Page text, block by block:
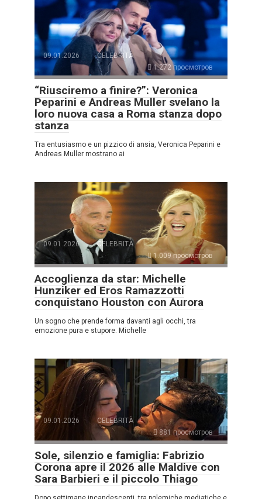
09.01.2026
CELEBRITÀ
1.272 просмотров
“Riusciremo a finire?”: Veronica
Peparini e Andreas Muller svelano la
loro nuova casa a Roma stanza dopo
stanza
Tra entusiasmo e un pizzico di ansia, Veronica Peparini e
Andreas Muller mostrano ai
09.01.2026
CELEBRITÀ
1.009 просмотров
Accoglienza da star: Michelle
Hunziker ed Eros Ramazzotti
conquistano Houston con Aurora
Un sogno che prende forma davanti agli occhi, tra
emozione pura e stupore. Michelle
09.01.2026
CELEBRITÀ
881 просмотров
Sole, silenzio e famiglia: Fabrizio
Corona apre il 2026 alle Maldive con
Sara Barbieri e il piccolo Thiago